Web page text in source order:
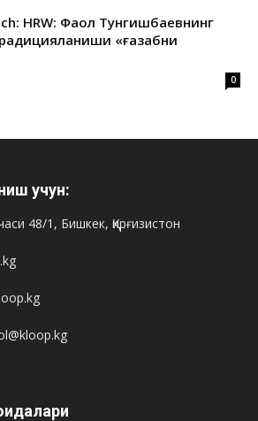
HRW: Фаол Тунгишбаевнинг
«ғазабни
0
учун:
48/1, Бишкек, Қирғизистон